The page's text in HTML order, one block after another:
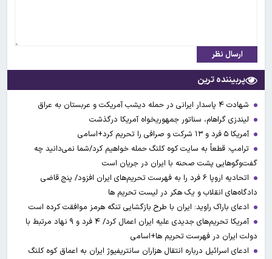
ارسال نظر
پربیننده ترین
شهادت ۴ پاسدار ایرانی در حمله دیشب آمریکت و عربستان به عراق
لیندزی گراهام، سناتور جمهوریخواه آمریکا درگذشت
آمریکا ۵ فرد و ۱۳ شرکت و صرافی را تحریم کرد+اسامی
ترامپ: قطعاً به سایت کوه کلنگ حمله خواهیم کرد/شما نمی‌دانید چه
گفت‌وگوهایی پشت صحنه با ایران در جریان است
اتحادیه اروپا ۶ فرد را به فهرست تحریم‌های ایران افزود/ پنج قاضی
دادگاه‌های انقلاب و یک هکر در لیست تحریم ها
ادعای باراک راوید: ایران با طرح بازگشایی تنگه هرمز موافقت کرده است
آمریکا تحریم‌های جدیدی علیه ایران اعمال کرد/ ۴ فرد و ۹ نهاد مرتبط با
دولت ایران در فهرست تحریم ها+اسامی
ادعای اسرائیل درباره انتقال هزاران سانتریفیوژ ایران به اعماق کوه کلنگ